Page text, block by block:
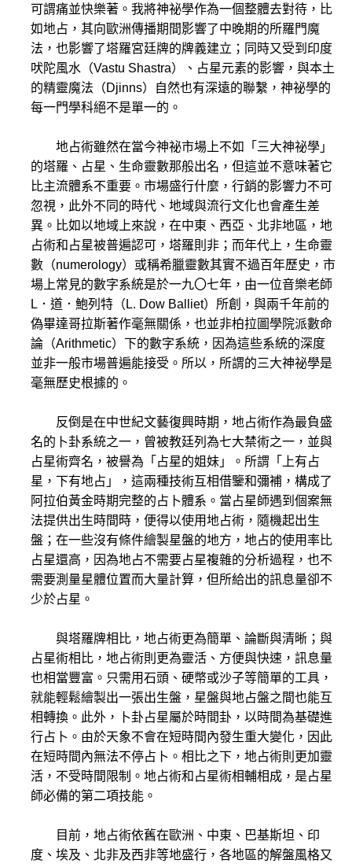
可謂痛並快樂著。我將神祕學作為一個整體去對待，比
如地占，其向歐洲傳播期間影響了中晚期的所羅門魔
法，也影響了塔羅宮廷牌的牌義建立；同時又受到印度
吠陀風水（Vastu Shastra）、占星元素的影響，與本土
的精靈魔法（Djinns）自然也有深遠的聯繫，神祕學的
每一門學科絕不是單一的。
地占術雖然在當今神祕市場上不如「三大神祕學」
的塔羅、占星、生命靈數那般出名，但這並不意味著它
比主流體系不重要。市場盛行什麼，行銷的影響力不可
忽視，此外不同的時代、地域與流行文化也會產生差
異。比如以地域上來說，在中東、西亞、北非地區，地
占術和占星被普遍認可，塔羅則非；而年代上，生命靈
數（numerology）或稱希臘靈數其實不過百年歷史，市
場上常見的數字系統是於一九〇七年，由一位音樂老師
L．道．鮑列特（L. Dow Balliet）所創，與兩千年前的
偽畢達哥拉斯著作毫無關係，也並非柏拉圖學院派數命
論（Arithmetic）下的數字系統，因為這些系統的深度
並非一般市場普遍能接受。所以，所謂的三大神祕學是
毫無歷史根據的。
反倒是在中世紀文藝復興時期，地占術作為最負盛
名的卜卦系統之一，曾被教廷列為七大禁術之一，並與
占星術齊名，被譽為「占星的姐妹」。所謂「上有占
星，下有地占」，這兩種技術互相借鑒和彌補，構成了
阿拉伯黃金時期完整的占卜體系。當占星師遇到個案無
法提供出生時間時，便得以使用地占術，隨機起出生
盤；在一些沒有條件繪製星盤的地方，地占的使用率比
占星還高，因為地占不需要占星複雜的分析過程，也不
需要測量星體位置而大量計算，但所給出的訊息量卻不
少於占星。
與塔羅牌相比，地占術更為簡單、論斷與清晰；與
占星術相比，地占術則更為靈活、方便與快速，訊息量
也相當豐富。只需用石頭、硬幣或沙子等簡單的工具，
就能輕鬆繪製出一張出生盤，星盤與地占盤之間也能互
相轉換。此外，卜卦占星屬於時間卦，以時間為基礎進
行占卜。由於天象不會在短時間內發生重大變化，因此
在短時間內無法不停占卜。相比之下，地占術則更加靈
活，不受時間限制。地占術和占星術相輔相成，是占星
師必備的第二項技能。
目前，地占術依舊在歐洲、中東、巴基斯坦、印
度、埃及、北非及西非等地盛行，各地區的解盤風格又